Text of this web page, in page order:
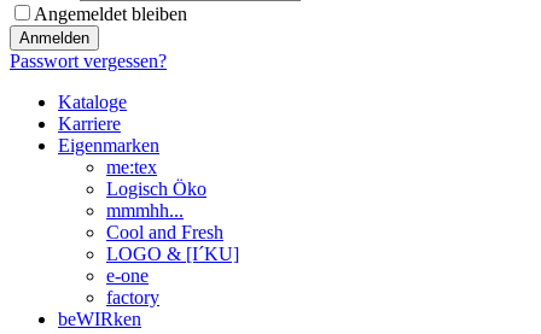
Angemeldet bleiben
Anmelden
Passwort vergessen?
Kataloge
Karriere
Eigenmarken
me:tex
Logisch Öko
mmmhh...
Cool and Fresh
LOGO & [I´KU]
e-one
factory
beWIRken